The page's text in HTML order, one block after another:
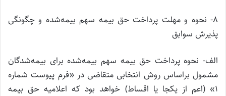
۸- نحوه و مهلت پرداخت حق بیمه سهم بیمه‌شده و چگونگی
پذیرش سوابق
الف- نحوه پرداخت حق بیمه سهم بیمه‌شده برای بیمه‌شدگان
مشمول براساس روش انتخابی متقاضی در «فرم پیوست شماره
۱» (اعم از یکجا یا اقساط) خواهد بود که اعلامیه حق بیمه